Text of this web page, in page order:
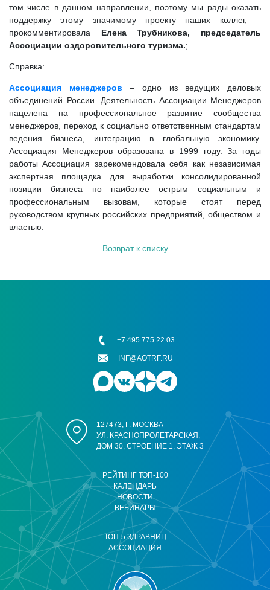
том числе в данном направлении, поэтому мы рады оказать
поддержку этому значимому проекту наших коллег, –
прокомментировала Елена Трубникова, председатель
Ассоциации оздоровительного туризма.;
Справка:
Ассоциация менеджеров – одно из ведущих деловых
объединений России. Деятельность Ассоциации Менеджеров
нацелена на профессиональное развитие сообщества
менеджеров, переход к социально ответственным стандартам
ведения бизнеса, интеграцию в глобальную экономику.
Ассоциация Менеджеров образована в 1999 году. За годы
работы Ассоциация зарекомендовала себя как независимая
экспертная площадка для выработки консолидированной
позиции бизнеса по наиболее острым социальным и
профессиональным вызовам, которые стоят перед
руководством крупных российских предприятий, обществом и
властью.
Возврат к списку
РЕЙТИНГ ТОП-100
КАЛЕНДАРЬ
НОВОСТИ
ВЕБИНАРЫ
ТОП-5 ЗДРАВНИЦ
АССОЦИАЦИЯ
127473, Г. МОСКВА
УЛ. КРАСНОПРОЛЕТАРСКАЯ,
ДОМ 30, СТРОЕНИЕ 1, ЭТАЖ 3
+7 495 775 22 03
INF@AOTRF.RU